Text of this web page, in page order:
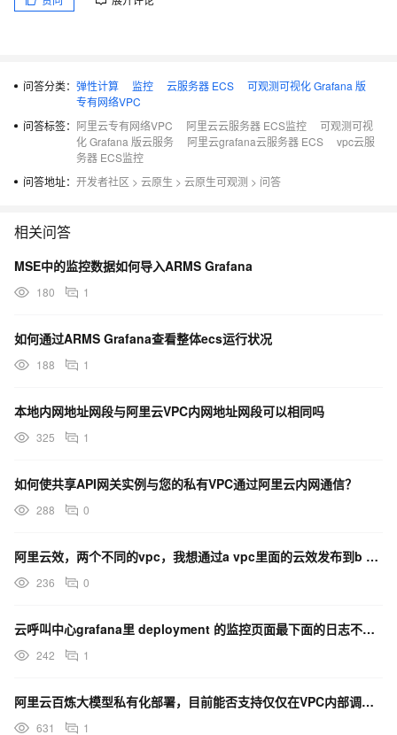
问答分类： 弹性计算 监控 云服务器 ECS
可观测可视化 Grafana 版
专有网络VPC
问答标签： 阿里云专有网络VPC 阿里云云服务器 ECS监控
可观测可视
化 Grafana 版云服务
阿里云grafana云服务器 ECS
vpc云服
务器 ECS监控
问答地址： 开发者社区 > 云原生 > 云原生可观测 > 问答
相关问答
MSE中的监控数据如何导入ARMS Grafana
180 1
如何通过ARMS Grafana查看整体ecs运行状况
188 1
本地内网地址网段与阿里云VPC内网地址网段可以相同吗
325 1
如何使共享API网关实例与您的私有VPC通过阿里云内网通信？
288 0
阿里云效，两个不同的vpc，我想通过a vpc里面的云效发布到b vpc里面的ACK集群该怎么配置？
236 0
云呼叫中心grafana里 deployment 的监控页面最下面的日志不显示日志了，这个能解决嘛？
242 1
阿里云百炼大模型私有化部署，目前能否支持仅仅在VPC内部调用？
631 1